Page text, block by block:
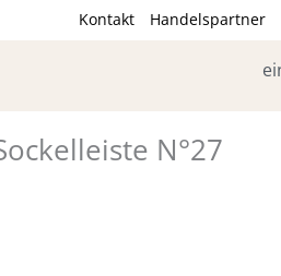
Kontakt Handelspartner
N°27